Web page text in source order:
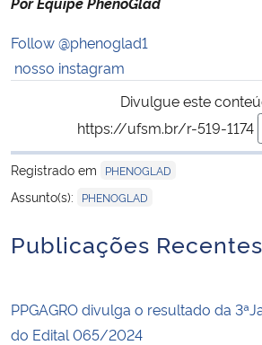
Follow @phenoglad1
nosso instagram
Divulgue este
https://ufsm.br/r-519-1174
Registrado em
PHENOGLAD
Assunto(s): PHENOGLAD
Publicações Recentes
PPGAGRO divulga o resultado da
do Edital 065/2024